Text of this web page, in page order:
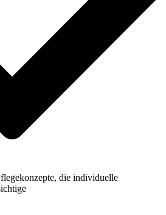
die individuelle